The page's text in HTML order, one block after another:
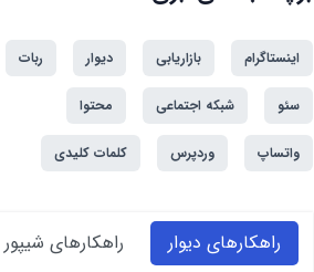
اینستاگرام بازاریابی دیوار ربات
سئو شبکه اجتماعی محتوا
واتساپ وردپرس کلمات کلیدی
راهکارهای دیوار راهکارهای شیپور